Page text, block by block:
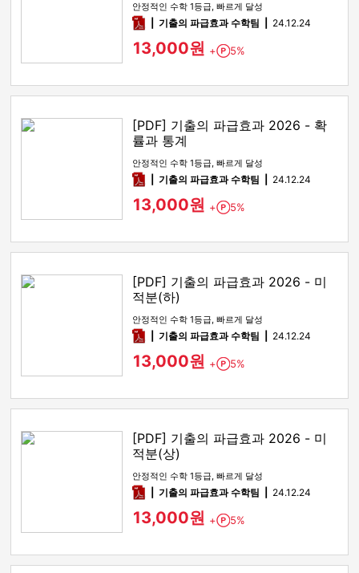
안정적인 수학 1등급, 빠르게 달성
pdf기출의 파급효과 수학팀 24.12.24
13,000원 + Point
5%
[PDF] 기출의 파급효과 2026 - 확
률과 통계
안정적인 수학 1등급, 빠르게 달성
pdf기출의 파급효과 수학팀 24.12.24
13,000원 + Point
5%
[PDF] 기출의 파급효과 2026 - 미
적분(하)
안정적인 수학 1등급, 빠르게 달성
pdf기출의 파급효과 수학팀 24.12.24
13,000원 + Point
5%
[PDF] 기출의 파급효과 2026 - 미
적분(상)
안정적인 수학 1등급, 빠르게 달성
pdf기출의 파급효과 수학팀 24.12.24
13,000원 + Point
5%